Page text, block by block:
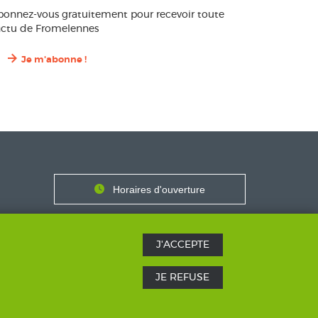
vous gratuitement pour recevoir toute
de Fromelennes
Je m'abonne !
HorairesHoraires d'ouverture
Nous contacter
J'ACCEPTE
JE REFUSE